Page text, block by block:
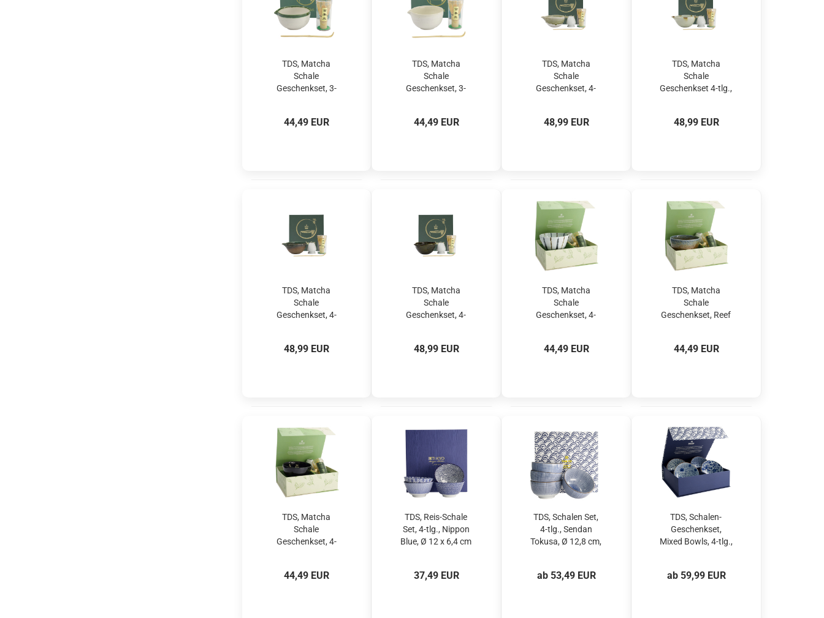
TDS, Matcha
Schale
Geschenkset, 3-
Nr. 34061
44,49 EUR
TDS, Matcha
Schale
Geschenkset, 3-
34062
44,49 EUR
TDS, Matcha
Schale
Geschenkset, 4-
Nr. 34079
48,99 EUR
TDS, Matcha
Schale
Geschenkset 4-tlg.,
White, Art.-Nr.
48,99 EUR
TDS, Matcha
Schale
Geschenkset, 4-
Nr. 34081
48,99 EUR
TDS, Matcha
Schale
Geschenkset, 4-
Green, Art.-Nr.
48,99 EUR
TDS, Matcha
Schale
Geschenkset, 4-
617386
44,49 EUR
TDS, Matcha
Schale
Geschenkset, Reef
617409
44,49 EUR
TDS, Matcha
Schale
Geschenkset, 4-
Nr. 617416
44,49 EUR
TDS, Reis-Schale
Set, 4-tlg., Nippon
Blue, Ø 12 x 6,4 cm
37,49 EUR
TDS, Schalen Set,
4-tlg., Sendan
Tokusa, Ø 12,8 cm,
ab 53,49 EUR
TDS, Schalen-
Geschenkset,
Mixed Bowls, 4-tlg.,
33217
ab 59,99 EUR